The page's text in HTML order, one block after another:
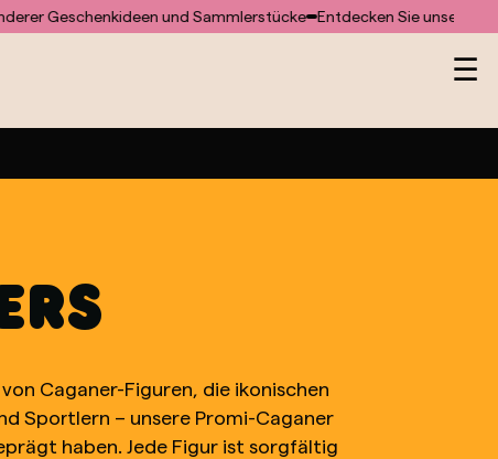
und Sammlerstücke Entdecken Sie unsere
☰
Caganer-Figuren, die ikonischen
Sportlern – unsere Promi-Caganer
haben. Jede Figur ist sorgfältig